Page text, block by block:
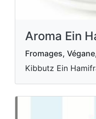
Aroma Ein
Fromages,
Kibbutz Ein